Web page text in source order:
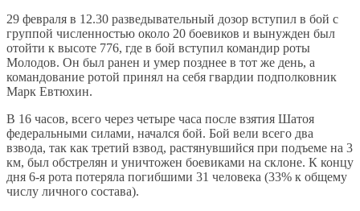
29 февраля в 12.30 разведывательный дозор вступил в бой с
группой численностью около 20 боевиков и вынужден был
отойти к высоте 776, где в бой вступил командир роты
Молодов. Он был ранен и умер позднее в тот же день, а
командование ротой принял на себя гвардии подполковник
Марк Евтюхин.
В 16 часов, всего через четыре часа после взятия Шатоя
федеральными силами, начался бой. Бой вели всего два
взвода, так как третий взвод, растянувшийся при подъеме на 3
км, был обстрелян и уничтожен боевиками на склоне. К концу
дня 6-я рота потеряла погибшими 31 человека (33% к общему
числу личного состава).